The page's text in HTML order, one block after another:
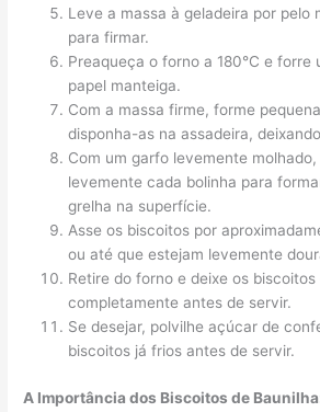
Leve a massa à geladeira por pelo
para firmar.
Preaqueça o forno a 180°C e forre
papel manteiga.
Com a massa firme, forme
disponha-as na assadeira,
Com um garfo levemente molhado,
levemente cada bolinha para
grelha na superfície.
Asse os biscoitos por
ou até que estejam levemente
Retire do forno e deixe os biscoitos
completamente antes de servir.
Se desejar, polvilhe açúcar de
biscoitos já frios antes de servir.
A Importância dos Biscoitos de